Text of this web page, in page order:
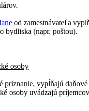
od zamestnávateľa
bydliska (napr. poštou).
osoby
priznanie, vypĺňajú
osoby uvádzajú